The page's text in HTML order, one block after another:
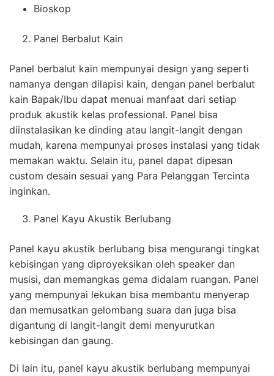
Bioskop
Panel Berbalut Kain
Panel berbalut kain mempunyai design yang seperti
namanya dengan dilapisi kain, dengan panel berbalut
kain Bapak/Ibu dapat menuai manfaat dari setiap
produk akustik kelas professional. Panel bisa
diinstalasikan ke dinding atau langit-langit dengan
mudah, karena mempunyai proses instalasi yang tidak
memakan waktu. Selain itu, panel dapat dipesan
custom desain sesuai yang Para Pelanggan Tercinta
inginkan.
Panel Kayu Akustik Berlubang
Panel kayu akustik berlubang bisa mengurangi tingkat
kebisingan yang diproyeksikan oleh speaker dan
musisi, dan memangkas gema didalam ruangan. Panel
yang mempunyai lekukan bisa membantu menyerap
dan memusatkan gelombang suara dan juga bisa
digantung di langit-langit demi menyurutkan
kebisingan dan gaung.
Di lain itu, panel kayu akustik berlubang mempunyai